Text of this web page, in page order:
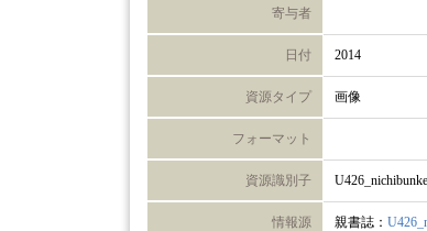
寄与者
日付 2014
資源タイプ 画像
フォーマット
資源識別子
情報源 親書誌：